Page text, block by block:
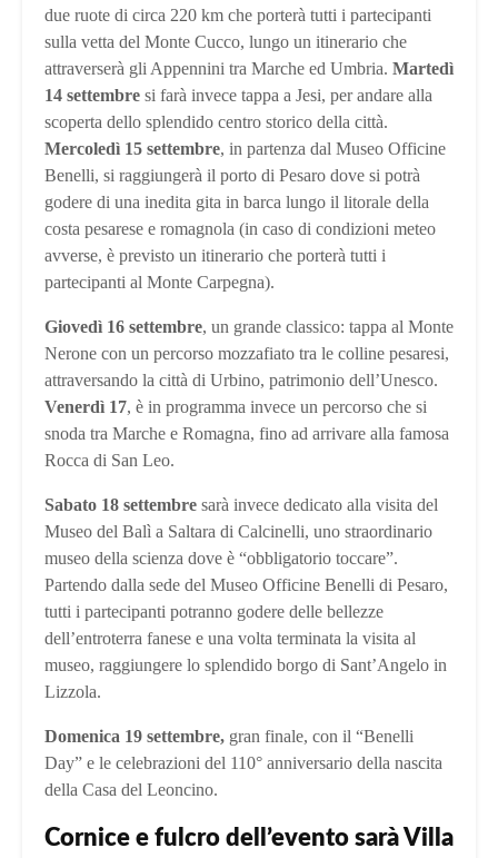
due ruote di circa 220 km che porterà tutti i partecipanti
sulla vetta del Monte Cucco, lungo un itinerario che
attraverserà gli Appennini tra Marche ed Umbria. Martedì
14 settembre si farà invece tappa a Jesi, per andare alla
scoperta dello splendido centro storico della città.
Mercoledì 15 settembre, in partenza dal Museo Officine
Benelli, si raggiungerà il porto di Pesaro dove si potrà
godere di una inedita gita in barca lungo il litorale della
costa pesarese e romagnola (in caso di condizioni meteo
avverse, è previsto un itinerario che porterà tutti i
partecipanti al Monte Carpegna).
Giovedì 16 settembre, un grande classico: tappa al Monte
Nerone con un percorso mozzafiato tra le colline pesaresi,
attraversando la città di Urbino, patrimonio dell’Unesco.
Venerdì 17, è in programma invece un percorso che si
snoda tra Marche e Romagna, fino ad arrivare alla famosa
Rocca di San Leo.
Sabato 18 settembre sarà invece dedicato alla visita del
Museo del Balì a Saltara di Calcinelli, uno straordinario
museo della scienza dove è “obbligatorio toccare”.
Partendo dalla sede del Museo Officine Benelli di Pesaro,
tutti i partecipanti potranno godere delle bellezze
dell’entroterra fanese e una volta terminata la visita al
museo, raggiungere lo splendido borgo di Sant’Angelo in
Lizzola.
Domenica 19 settembre, gran finale, con il “Benelli
Day” e le celebrazioni del 110° anniversario della nascita
della Casa del Leoncino.
Cornice e fulcro dell’evento sarà Villa